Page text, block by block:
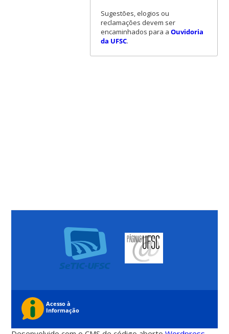
Sugestões, elogios ou
reclamações devem ser
encaminhados para a Ouvidoria
da UFSC.